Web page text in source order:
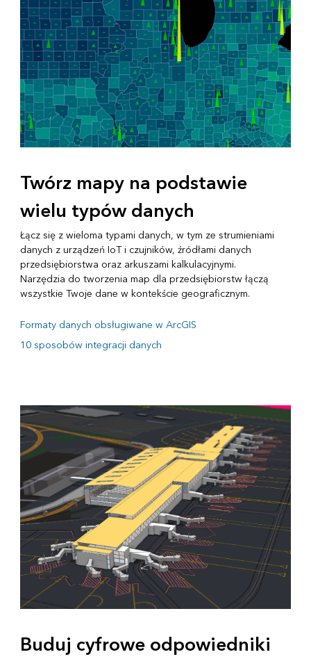
Twórz mapy na podstawie
wielu typów danych
Łącz się z wieloma typami danych, w tym ze strumieniami
danych z urządzeń IoT i czujników, źródłami danych
przedsiębiorstwa oraz arkuszami kalkulacyjnymi.
Narzędzia do tworzenia map dla przedsiębiorstw łączą
wszystkie Twoje dane w kontekście geograficznym.
Formaty danych obsługiwane w ArcGIS
10 sposobów integracji danych
Buduj cyfrowe odpowiedniki